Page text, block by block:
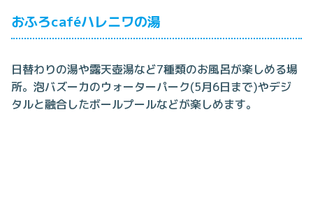
おふろcaféハレニワの湯
日替わりの湯や露天壺湯など7種類のお風呂が楽しめる場
所。泡バズーカのウォーターパーク(5月6日まで)やデジ
タルと融合したボールプールなどが楽しめます。